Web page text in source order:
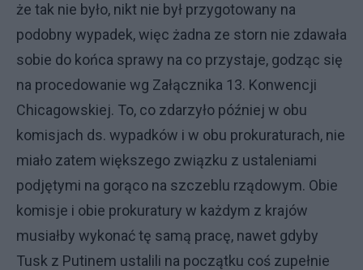
że tak nie było, nikt nie był przygotowany na
podobny wypadek, więc żadna ze storn nie zdawała
sobie do końca sprawy na co przystaje, godząc się
na procedowanie wg Załącznika 13. Konwencji
Chicagowskiej. To, co zdarzyło później w obu
komisjach ds. wypadków i w obu prokuraturach, nie
miało zatem większego związku z ustaleniami
podjętymi na gorąco na szczeblu rządowym. Obie
komisje i obie prokuratury w każdym z krajów
musiałby wykonać tę samą pracę, nawet gdyby
Tusk z Putinem ustalili na początku coś zupełnie